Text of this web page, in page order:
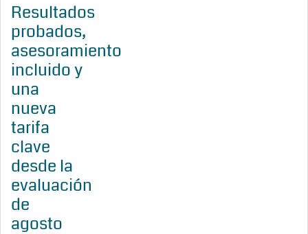
Resultados
probados,
asesoramiento
incluido y
una
nueva
tarifa
clave
desde la
evaluación
de
agosto